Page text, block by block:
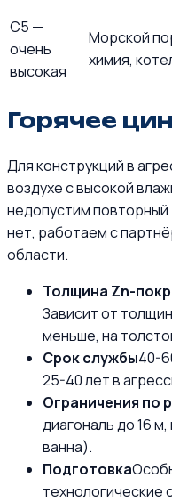
C5 —
очень
высокая
Морской
химия,
Горячее
Для конструкций в
воздухе с высокой
недопустим повторный
нет, работаем с
области.
Толщина Zn-
Зависит от
меньше, на
Срок службы40-
25-40 лет в
Ограничения по
диагональ до 16
ванна).
Подготовка
технологические